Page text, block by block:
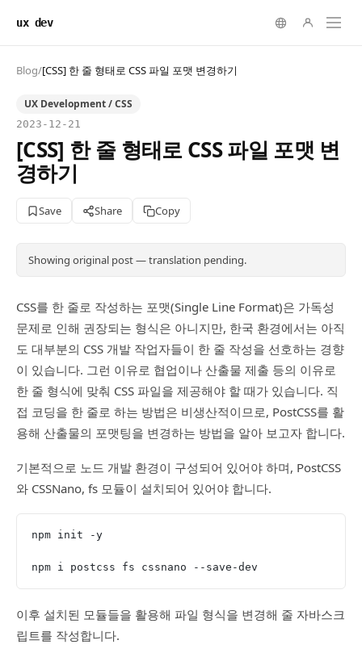
ux dev
Blog/[CSS] 한 줄 형태로 CSS 파일 포맷 변경하기
UX Development / CSS
2023-12-21
[CSS] 한 줄 형태로 CSS 파일 포맷 변
경하기
Save Share Copy
Showing original post — translation pending.
CSS를 한 줄로 작성하는 포맷(Single Line Format)은 가독성
문제로 인해 권장되는 형식은 아니지만, 한국 환경에서는 아직
도 대부분의 CSS 개발 작업자들이 한 줄 작성을 선호하는 경향
이 있습니다. 그런 이유로 협업이나 산출물 제출 등의 이유로
한 줄 형식에 맞춰 CSS 파일을 제공해야 할 때가 있습니다. 직
접 코딩을 한 줄로 하는 방법은 비생산적이므로, PostCSS를 활
용해 산출물의 포맷팅을 변경하는 방법을 알아 보고자 합니다.
기본적으로 노드 개발 환경이 구성되어 있어야 하며, PostCSS
와 CSSNano, fs 모듈이 설치되어 있어야 합니다.
npm init -y
npm i postcss fs cssnano --save-dev
이후 설치된 모듈들을 활용해 파일 형식을 변경해 줄 자바스크
립트를 작성합니다.